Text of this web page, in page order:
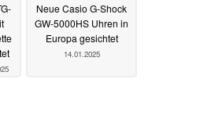
Neue Casio G-Shock
GW-5000HS Uhren in
Europa gesichtet
14.01.2025